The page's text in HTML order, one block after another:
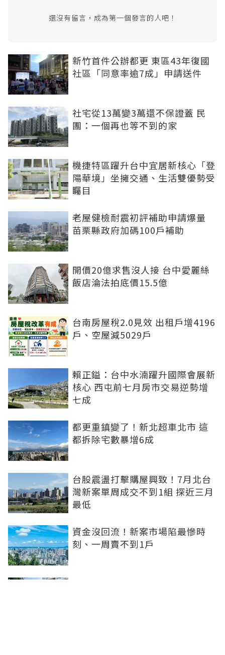
還沒有留言，成為第一個發言的人吧！
新竹首件公辦都更 東區43年復國
社區「同意率逾7成」申請送件
社宅從13萬變3萬還不保證蓋 民
團：一個再也等不到的家
機捷特區躍升台中宜居新核心「登
陽華境」坐擁交通、生活雙優勢受
矚目
老屋健檢耐震初評補助申請爆量
苗栗縣政府加碼100戶補助
開價20億求售沒人接 台中愛麗絲
飯店淪法拍底價15.5億
台南房屋稅2.0見效 出租戶增4196
戶、空屋減5029戶
賴正鎰：台中水湳躍升國際會展新
核心 西屯前七月房市交易逆勢增
七成
都更重鎮變了！新北超車北市 這
都拆除宅數暴增6成
台股震盪打擊購屋興致！7月北台
灣新案單周成交不到1組 探近三月
最低
資金沒回流！新案市場陷最慘時
刻、一周賣不到1戶